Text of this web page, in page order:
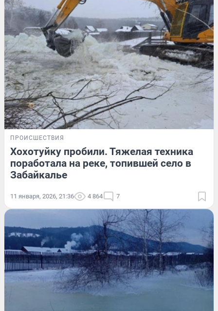
ПРОИСШЕСТВИЯ
Хохотуйку пробили. Тяжелая техника
поработала на реке, топившей село в
Забайкалье
11 января, 2026, 21:36 4 864 7